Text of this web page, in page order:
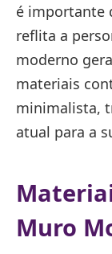
é importante
reflita a
moderno
materiais
minimalista,
atual para a
Muro